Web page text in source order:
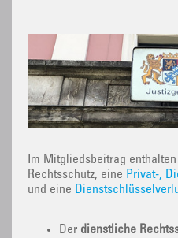
Im Mitgliedsbeitrag
Rechtsschutz, eine Privat-,
und eine
Der dienstliche